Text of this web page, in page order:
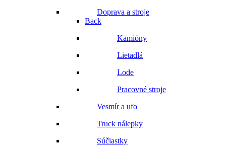
Doprava a stroje
Back
Kamióny
Lietadlá
Lode
Pracovné stroje
Vesmír a ufo
Truck nálepky
Súčiastky